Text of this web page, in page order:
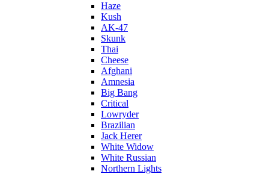
Haze
Kush
AK-47
Skunk
Thai
Cheese
Afghani
Amnesia
Big Bang
Critical
Lowryder
Brazilian
Jack Herer
White Widow
White Russian
Northern Lights